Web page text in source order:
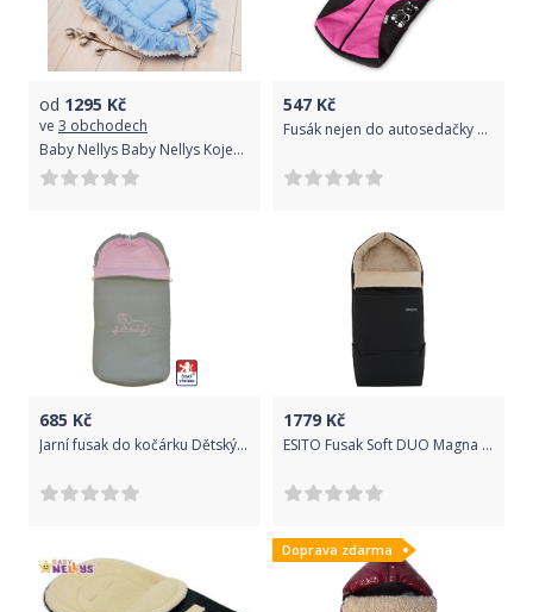
od 1295 Kč
ve 3 obchodech
Baby Nellys Baby Nellys Kojenecké hnízdečko, kokon Boho Style LUX, 60 x 90 cm - modré
547 Kč
Fusák nejen do autosedačky Baby Nellys ® POLAR - sv. růžový medvídek
685 Kč
Jarní fusak do kočárku Dětský svět šedý Koník 50x105cm Maxi
1779 Kč
ESITO Fusak Soft DUO Magna RFX, Barva černá / latte, Velikost 110 x 49 cm
Doprava zdarma